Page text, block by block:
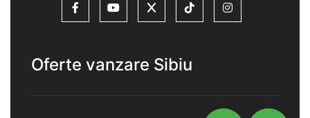
Oferte vanzare Sibiu